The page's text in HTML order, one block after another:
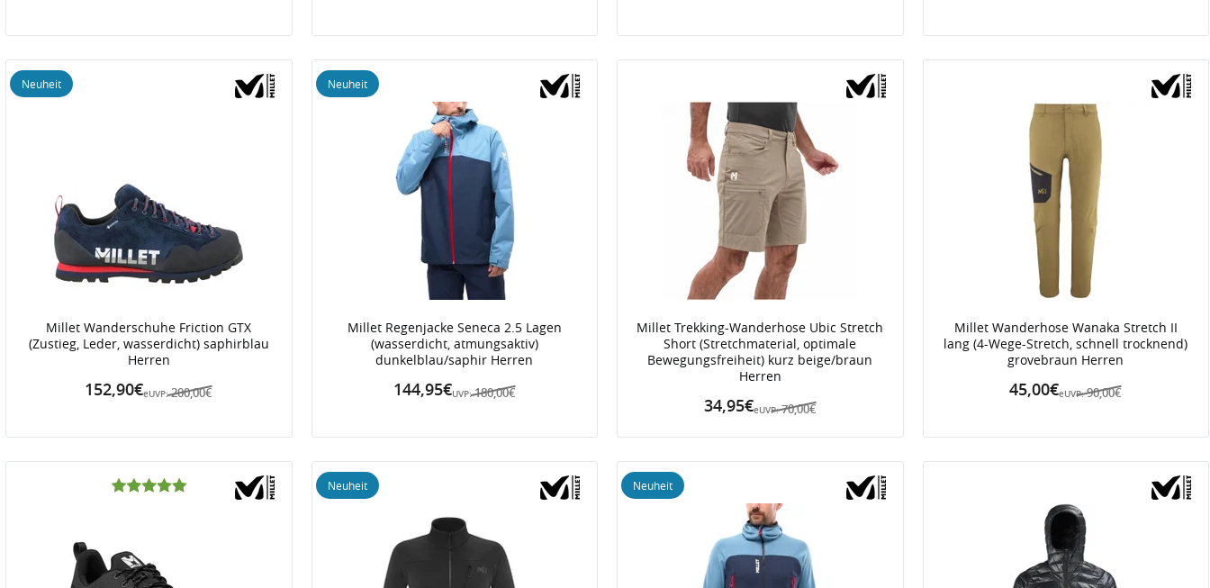
Millet Wanderschuhe Friction GTX
(Zustieg, Leder, wasserdicht) saphirblau
Herren
eUVP: 200,00€
152,90€
Neuheit
Millet Regenjacke Seneca 2.5 Lagen
(wasserdicht, atmungsaktiv)
dunkelblau/saphir Herren
UVP: 180,00€
144,95€
Neuheit
Millet Trekking-Wanderhose Ubic Stretch
Short (Stretchmaterial, optimale
Bewegungsfreiheit) kurz beige/braun
Herren
eUVP: 70,00€
34,95€
Millet Wanderhose Wanaka Stretch II
lang (4-Wege-Stretch, schnell trocknend)
grovebraun Herren
eUVP: 90,00€
45,00€
Neuheit Neuheit